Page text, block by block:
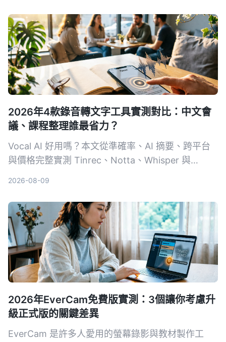
2026年4款錄音轉文字工具實測對比：中文會
議、課程整理誰最省力？
Vocal AI 好用嗎？本文從準確率、AI 摘要、跨平台
與價格完整實測 Tinrec、Notta、Whisper 與
2026-08-09
2026年EverCam免費版實測：3個讓你考慮升
級正式版的關鍵差異
EverCam 是許多人愛用的螢幕錄影與教材製作工